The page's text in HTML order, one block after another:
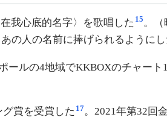
我心底的名字〉を歌唱した 15。（
の人の名前に捧げられるようにし
ールの4地域でKKBOXのチャート
賞を受賞した 17。2021年第32回